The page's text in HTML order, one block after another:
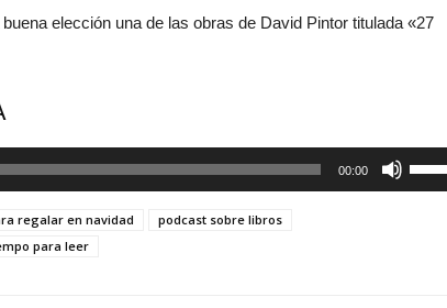
elección una de las obras de David Pintor titulada «27
00:00
las
regalar en navidad
podcast sobre libros
para leer